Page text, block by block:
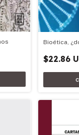
Bioética,
$22.86